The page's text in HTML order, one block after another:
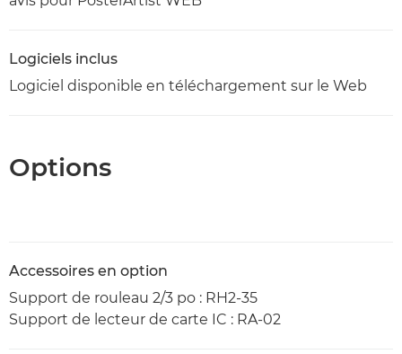
Logiciels inclus
Logiciel disponible en téléchargement sur le Web
Options
Accessoires en option
Support de rouleau 2/3 po : RH2-35
Support de lecteur de carte IC : RA-02